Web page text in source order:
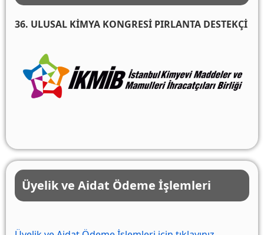
36. ULUSAL KİMYA KONGRESİ PIRLANTA DESTEKÇİ
Üyelik ve Aidat Ödeme İşlemleri